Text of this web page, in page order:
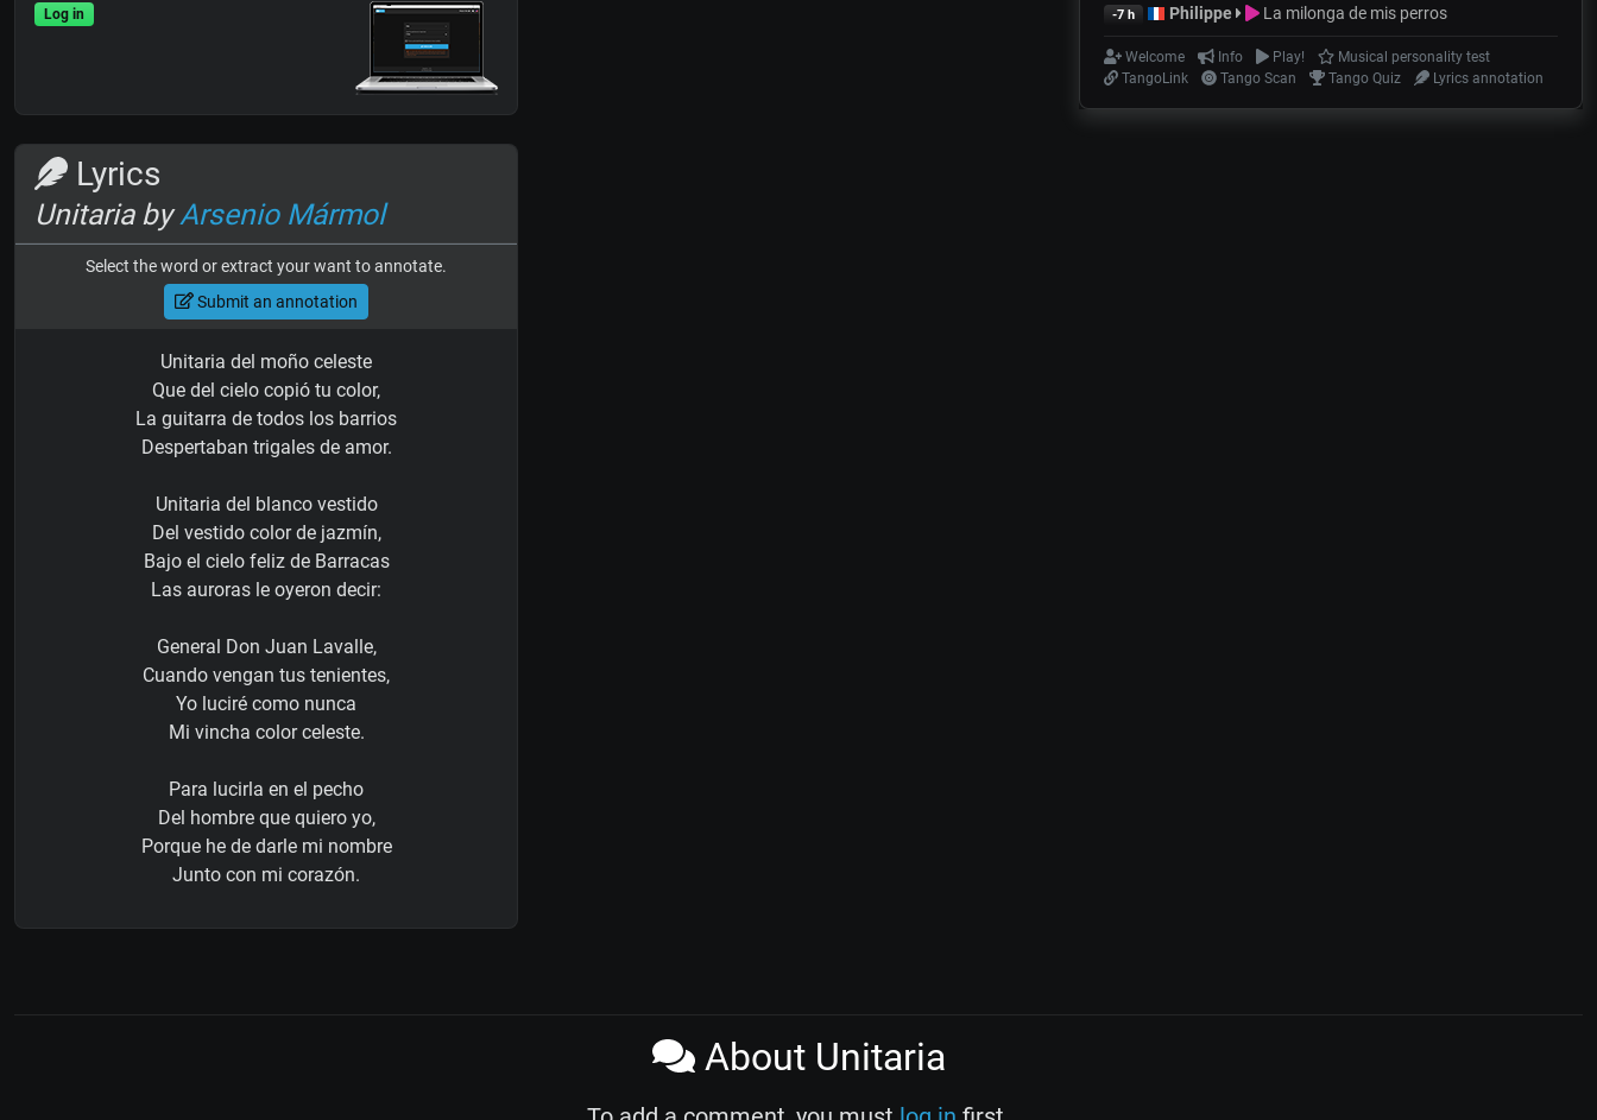
Log in
Lyrics
Unitaria byArsenio Mármol
Select the word or extract your want to annotate.
Submit an annotation
Unitaria del moño celeste
Que del cielo copió tu color,
La guitarra de todos los barrios
Despertaban trigales de amor.
Unitaria del blanco vestido
Del vestido color de jazmín,
Bajo el cielo feliz de Barracas
Las auroras le oyeron decir:
General Don Juan Lavalle,
Cuando vengan tus tenientes,
Yo luciré como nunca
Mi vincha color celeste.
Para lucirla en el pecho
Del hombre que quiero yo,
Porque he de darle mi nombre
Junto con mi corazón.
-7 h Philippe La milonga de mis perros
Welcome Info Play!
Musical personality test
TangoLink
Tango Scan Tango Quiz Lyrics annotation
About Unitaria